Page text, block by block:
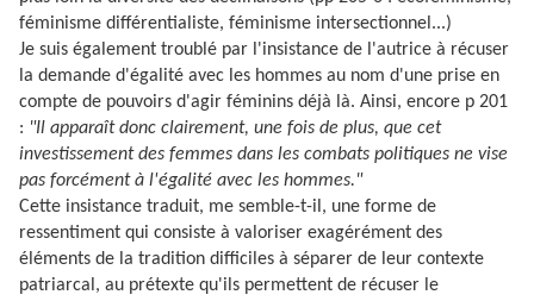
féminisme différentialiste, féminisme intersectionnel...)
Je suis également troublé par l'insistance de l'autrice à récuser
la demande d'égalité avec les hommes au nom d'une prise en
compte de pouvoirs d'agir féminins déjà là. Ainsi, encore p 201
: "Il apparaît donc clairement, une fois de plus, que cet
investissement des femmes dans les combats politiques ne vise
pas forcément à l'égalité avec les hommes."
Cette insistance traduit, me semble-t-il, une forme de
ressentiment qui consiste à valoriser exagérément des
éléments de la tradition difficiles à séparer de leur contexte
patriarcal, au prétexte qu'ils permettent de récuser le